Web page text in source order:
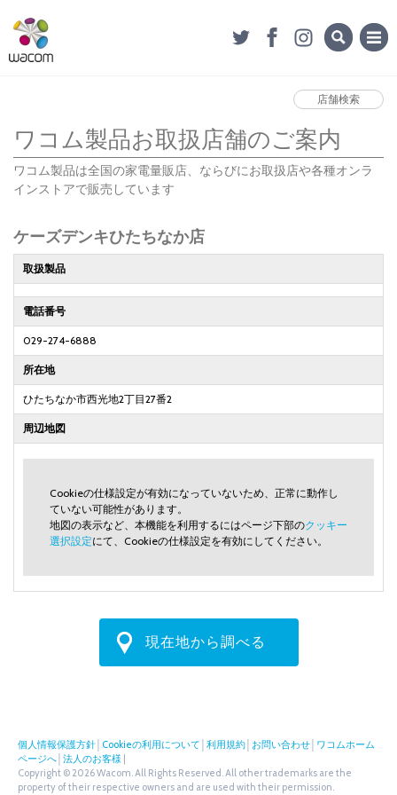
店舗検索
ワコム製品お取扱店舗のご案内
ワコム製品は全国の家電量販店、ならびにお取扱店や各種オンラ
インストアで販売しています
ケーズデンキひたちなか店
取扱製品
電話番号
029-274-6888
所在地
ひたちなか市西光地2丁目27番2
周辺地図
Cookieの仕様設定が有効になっていないため、正常に動作し
ていない可能性があります。
地図の表示など、本機能を利用するにはページ下部のクッキー
選択設定にて、Cookieの仕様設定を有効にしてください。
現在地から調べる
個人情報保護方針 Cookieの利用について 利用規約 お問い合わせ ワコムホーム
ページへ 法人のお客様
Copyright © 2026 Wacom. All Rights Reserved. All other trademarks are the
property of their respective owners and are used with their permission.